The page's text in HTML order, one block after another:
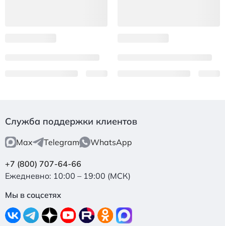
Служба поддержки клиентов
Max Telegram WhatsApp
+7 (800) 707-64-66
Ежедневно: 10:00 – 19:00 (МСК)
Мы в соцсетях